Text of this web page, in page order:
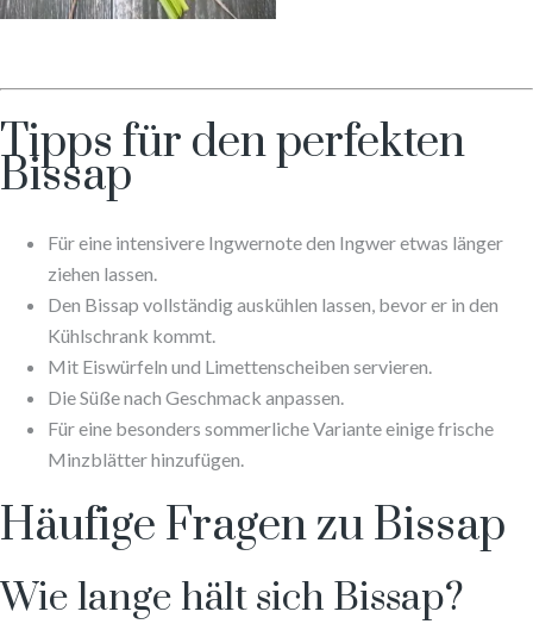
Tipps für den perfekten
Bissap
Für eine intensivere Ingwernote den Ingwer etwas länger
ziehen lassen.
Den Bissap vollständig auskühlen lassen, bevor er in den
Kühlschrank kommt.
Mit Eiswürfeln und Limettenscheiben servieren.
Die Süße nach Geschmack anpassen.
Für eine besonders sommerliche Variante einige frische
Minzblätter hinzufügen.
Häufige Fragen zu Bissap
Wie lange hält sich Bissap?